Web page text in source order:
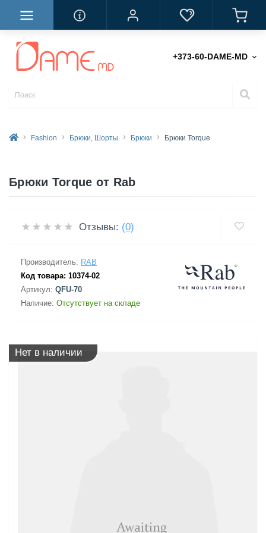
+373-60-DAME-MD
Fashion Брюки, Шорты Брюки Брюки Torque
Брюки Torque от Rab
Отзывы: (0)
Производитель: RAB
Код товара: 10374-02
Артикул: QFU-70
Наличие: Отсутствует на складе
Нет в наличии